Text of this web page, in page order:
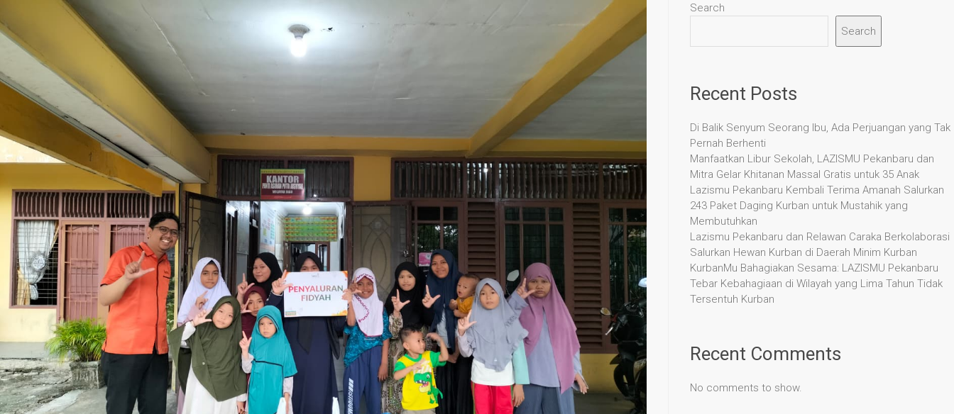
Search
Search
Recent Posts
Di Balik Senyum Seorang Ibu, Ada Perjuangan yang Tak
Pernah Berhenti
Manfaatkan Libur Sekolah, LAZISMU Pekanbaru dan
Mitra Gelar Khitanan Massal Gratis untuk 35 Anak
Lazismu Pekanbaru Kembali Terima Amanah Salurkan
243 Paket Daging Kurban untuk Mustahik yang
Membutuhkan
Lazismu Pekanbaru dan Relawan Caraka Berkolaborasi
Salurkan Hewan Kurban di Daerah Minim Kurban
KurbanMu Bahagiakan Sesama: LAZISMU Pekanbaru
Tebar Kebahagiaan di Wilayah yang Lima Tahun Tidak
Tersentuh Kurban
Recent Comments
No comments to show.